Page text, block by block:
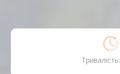
Тривалість: